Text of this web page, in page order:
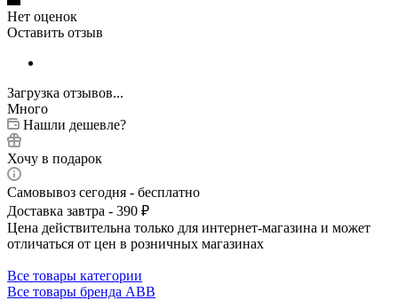
Нет оценок
Оставить отзыв
Загрузка отзывов...
Много
Нашли дешевле?
Хочу в подарок
Самовывоз сегодня - бесплатно
Доставка завтра - 390 ₽
Цена действительна только для интернет-магазина и может
отличаться от цен в розничных магазинах
Все товары категории
Все товары бренда ABB